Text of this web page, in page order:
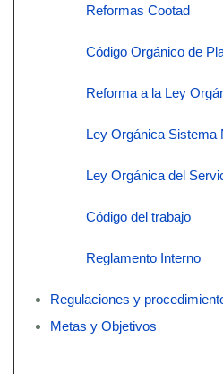
Reformas Cootad
Código Orgánico de
Reforma a la Ley
Ley Orgánica Sistema
Ley Orgánica del
Código del trabajo
Reglamento Interno
Regulaciones y
Metas y Objetivos